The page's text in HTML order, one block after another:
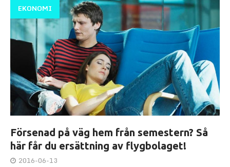
EKONOMI
Försenad på väg hem från semestern? Så
här får du ersättning av flygbolaget!
2016-06-13